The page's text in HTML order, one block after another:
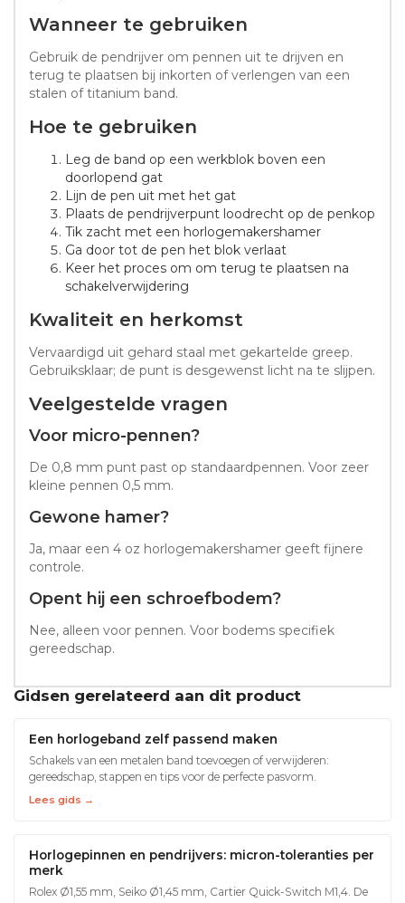
Wanneer te gebruiken
Gebruik de pendrijver om pennen uit te drijven en
terug te plaatsen bij inkorten of verlengen van een
stalen of titanium band.
Hoe te gebruiken
Leg de band op een werkblok boven een
doorlopend gat
Lijn de pen uit met het gat
Plaats de pendrijverpunt loodrecht op de penkop
Tik zacht met een horlogemakershamer
Ga door tot de pen het blok verlaat
Keer het proces om om terug te plaatsen na
schakelverwijdering
Kwaliteit en herkomst
Vervaardigd uit gehard staal met gekartelde greep.
Gebruiksklaar; de punt is desgewenst licht na te slijpen.
Veelgestelde vragen
Voor micro-pennen?
De 0,8 mm punt past op standaardpennen. Voor zeer
kleine pennen 0,5 mm.
Gewone hamer?
Ja, maar een 4 oz horlogemakershamer geeft fijnere
controle.
Opent hij een schroefbodem?
Nee, alleen voor pennen. Voor bodems specifiek
gereedschap.
Gidsen gerelateerd aan dit product
Een horlogeband zelf passend maken
Schakels van een metalen band toevoegen of verwijderen:
gereedschap, stappen en tips voor de perfecte pasvorm.
Lees gids →
Horlogepinnen en pendrijvers: micron-toleranties per
merk
Rolex Ø1,55 mm, Seiko Ø1,45 mm, Cartier Quick-Switch M1,4. De